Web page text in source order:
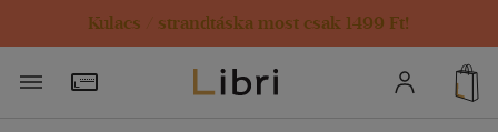
Kulacs / strandtáska most csak 1499 Ft!
Törzsvásárlói Kártya adatai